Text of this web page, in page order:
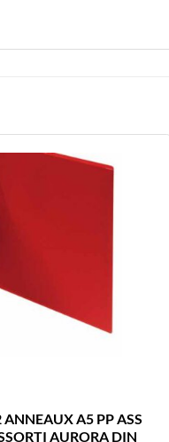
ANNEAUX A5 PP ASS
AURORA DIN